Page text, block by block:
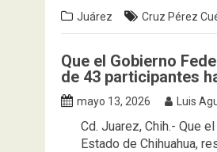
Juárez Cruz Pérez
Que el Gobierno
de 43 participantes
mayo 13, 2026 Luis
Cd. Juarez, Chih.- Que
Estado de Chihuahua,